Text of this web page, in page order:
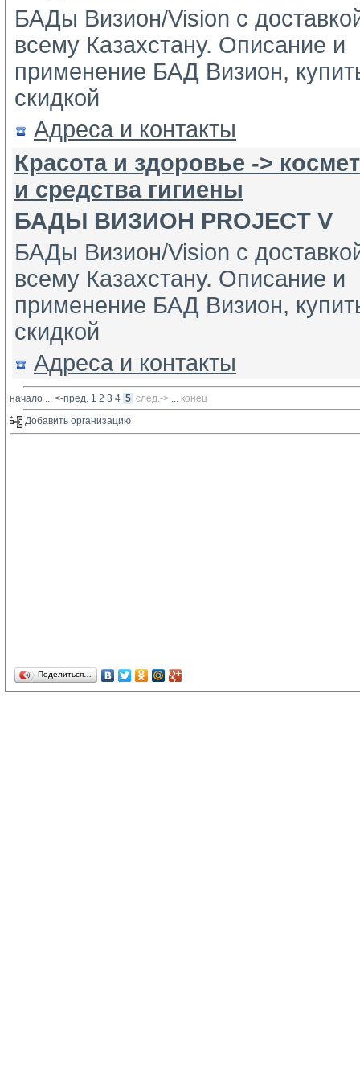
БАДы Визион/Vision с
всему Казахстану. Описание и
применение БАД Визион,
скидкой
Адреса и контакты
Красота и здоровье ->
и средства гигиены
БАДЫ ВИЗИОН PROJECT V
БАДы Визион/Vision с
всему Казахстану. Описание и
применение БАД Визион,
скидкой
Адреса и контакты
начало ... <-пред. 1 2 3 4 5 след.-> ... конец
Добавить организацию
Поделиться…